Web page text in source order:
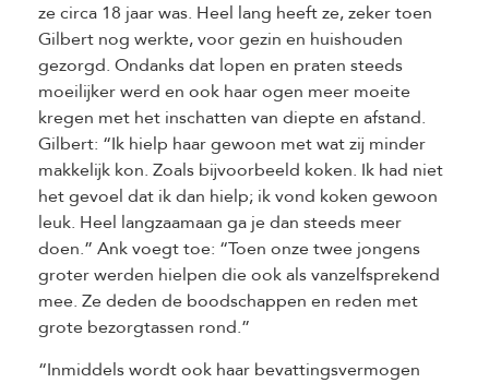
ze circa 18 jaar was. Heel lang heeft ze, zeker toen
Gilbert nog werkte, voor gezin en huishouden
gezorgd. Ondanks dat lopen en praten steeds
moeilijker werd en ook haar ogen meer moeite
kregen met het inschatten van diepte en afstand.
Gilbert: “Ik hielp haar gewoon met wat zij minder
makkelijk kon. Zoals bijvoorbeeld koken. Ik had niet
het gevoel dat ik dan hielp; ik vond koken gewoon
leuk. Heel langzaamaan ga je dan steeds meer
doen.” Ank voegt toe: “Toen onze twee jongens
groter werden hielpen die ook als vanzelfsprekend
mee. Ze deden de boodschappen en reden met
grote bezorgtassen rond.”
“Inmiddels wordt ook haar bevattingsvermogen